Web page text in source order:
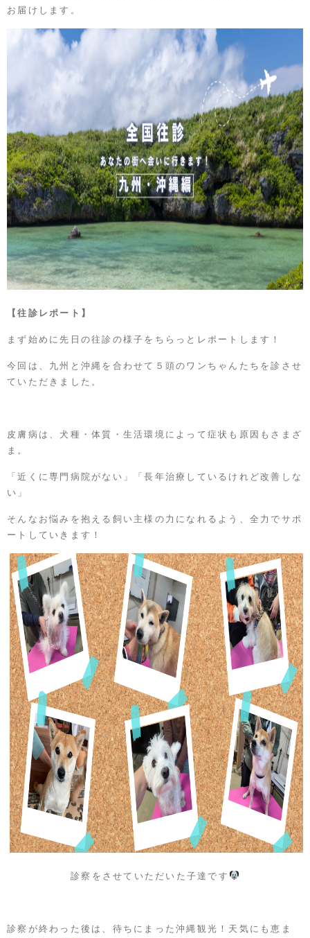
お届けします。
【往診レポート】
まず始めに先日の往診の様子をちらっとレポートします！
今回は、九州と沖縄を合わせて５頭のワンちゃんたちを診させ
ていただきました。
皮膚病は、犬種・体質・生活環境によって症状も原因もさまざ
ま。
「近くに専門病院がない」「長年治療しているけれど改善しな
い」
そんなお悩みを抱える飼い主様の力になれるよう、全力でサポ
ートしていきます！
診察をさせていただいた子達です
診察が終わった後は、待ちにまった沖縄観光！天気にも恵ま